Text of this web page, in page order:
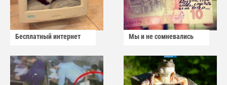
Бесплатный интернет Мы и не сомневались